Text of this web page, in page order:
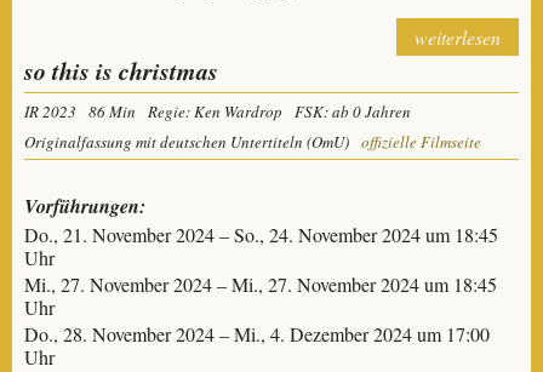
weiterlesen
so this is christmas
IR 2023 86 Min Regie: Ken Wardrop
FSK: ab 0 Jahren
Originalfassung mit deutschen Untertiteln (OmU) offizielle Filmseite
Vorführungen:
Do., 21. November 2024 – So., 24. November 2024 um 18:45
Uhr
Mi., 27. November 2024 – Mi., 27. November 2024 um 18:45
Uhr
Do., 28. November 2024 – Mi., 4. Dezember 2024 um 17:00
Uhr